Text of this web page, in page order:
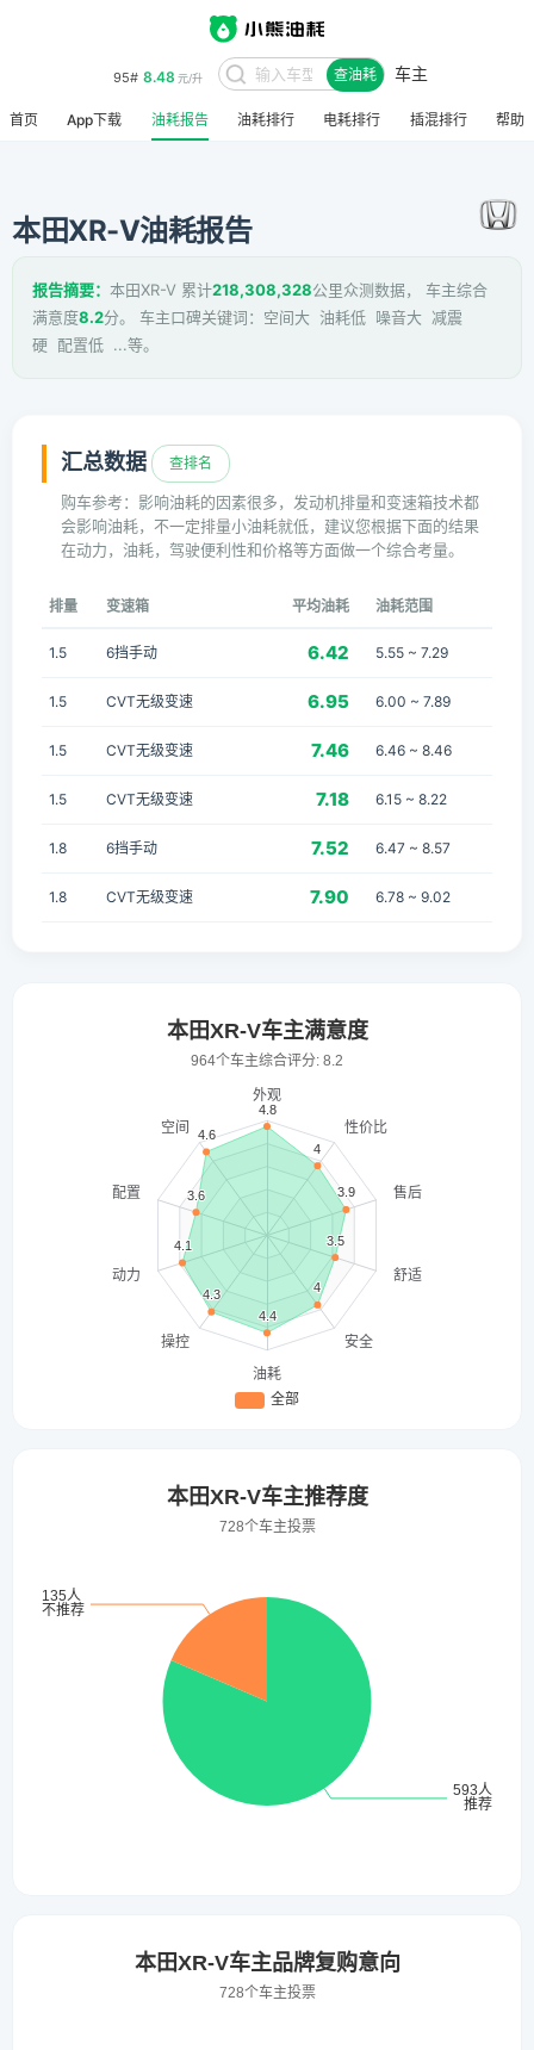
95# 8.48 元/升 查油耗 车主
首页 App下载 油耗报告 油耗排行 电耗排行 插混排行 帮助
本田XR-V油耗报告
报告摘要： 本田XR-V 累计218,308,328公里众测数据， 车主综合
满意度8.2分。 车主口碑关键词：空间大 油耗低 噪音大 减震
硬 配置低 ...等。
汇总数据 查排名
购车参考：影响油耗的因素很多，发动机排量和变速箱技术都
会影响油耗，不一定排量小油耗就低，建议您根据下面的结果
在动力，油耗，驾驶便利性和价格等方面做一个综合考量。
排量 变速箱 平均油耗 油耗范围
1.5 6挡手动 6.42 5.55 ~ 7.29
1.5 CVT无级变速 6.95 6.00 ~ 7.89
1.5 CVT无级变速 7.46 6.46 ~ 8.46
1.5 CVT无级变速 7.18 6.15 ~ 8.22
1.8 6挡手动 7.52 6.47 ~ 8.57
1.8 CVT无级变速 7.90 6.78 ~ 9.02